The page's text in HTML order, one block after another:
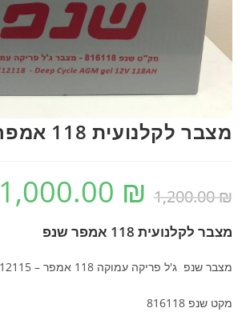
מצבר לקלנועית 118 אמפר שנפ
1,200.00₪
המחיר
המקורי
היה: 1,000.00 ₪
מצבר לקלנועית 118 אמפר שנפ
מצבר שנפ ג'ל פריקה עמוקה 118 אמפר – LDC12115
מקט שנפ 816118